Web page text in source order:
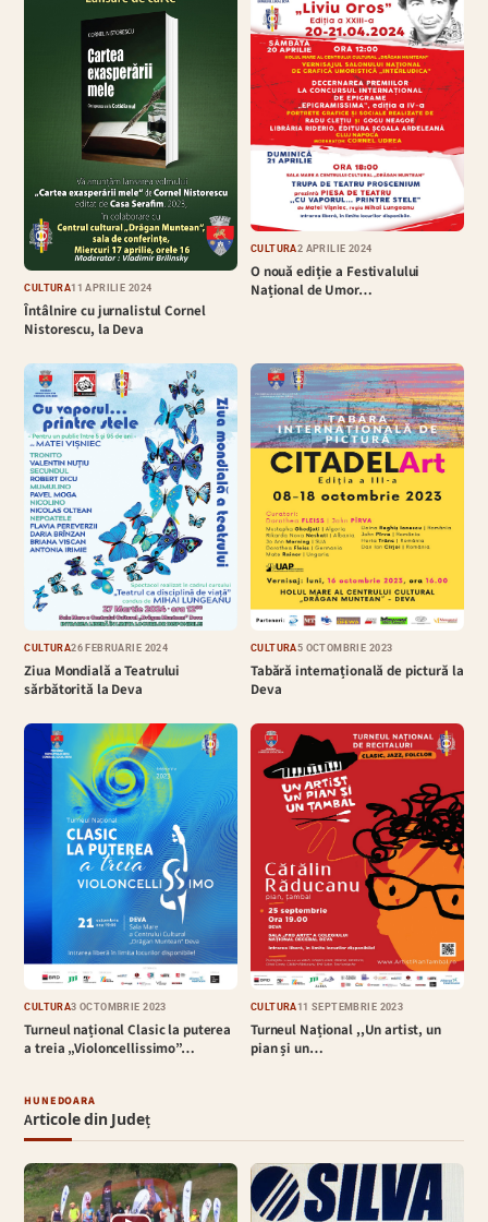
CULTURĂ11 APRILIE 2024
Întâlnire cu jurnalistul Cornel
Nistorescu, la Deva
CULTURĂ2 APRILIE 2024
O nouă ediție a Festivalului
Național de Umor…
CULTURĂ26 FEBRUARIE 2024
Ziua Mondială a Teatrului
sărbătorită la Deva
CULTURĂ5 OCTOMBRIE 2023
Tabără internațională de pictură la
Deva
CULTURĂ3 OCTOMBRIE 2023
Turneul național Clasic la puterea
a treia „Violoncellissimo”…
CULTURĂ11 SEPTEMBRIE 2023
Turneul Național ,,Un artist, un
pian și un…
HUNEDOARA
Articole din Județ